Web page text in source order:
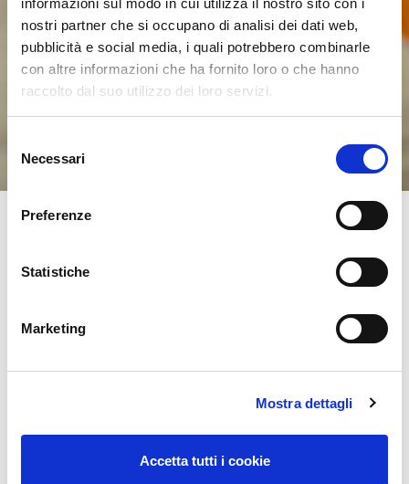
nostri partner che si occupano di analisi dei dati web,
pubblicità e social media, i quali potrebbero combinarle
con altre informazioni che ha fornito loro o che hanno
raccolto dal suo utilizzo dei loro servizi.
delNecessari
Preferenze
Statistiche
Marketing
Mostra dettagli
Accetta tutti i cookie